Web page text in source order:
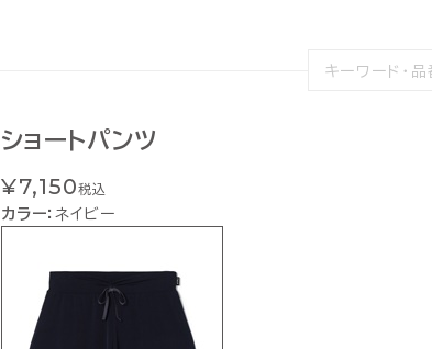
検
ショートパンツ
¥7,150税込
カラー：ネイビー